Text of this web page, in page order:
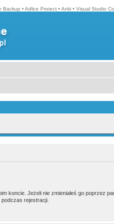
Backup • Adlice Protect • Anki • Visual Studio
koncie. Jeżeli nie zmieniałeś go poprzez
rejestracji.